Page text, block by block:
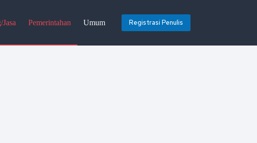
Pemerintahan Umum Registrasi Penulis